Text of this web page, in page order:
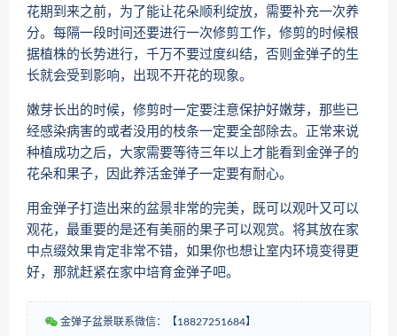
花期到来之前，为了能让花朵顺利绽放，需要补充一次养
分。每隔一段时间还要进行一次修剪工作，修剪的时候根
据植株的长势进行，千万不要过度纠结，否则金弹子的生
长就会受到影响，出现不开花的现象。
嫩芽长出的时候，修剪时一定要注意保护好嫩芽，那些已
经感染病害的或者没用的枝条一定要全部除去。正常来说
种植成功之后，大家需要等待三年以上才能看到金弹子的
花朵和果子，因此养活金弹子一定要有耐心。
用金弹子打造出来的盆景非常的完美，既可以观叶又可以
观花，最重要的是还有美丽的果子可以观赏。将其放在家
中点缀效果肯定非常不错，如果你也想让室内环境变得更
好，那就赶紧在家中培育金弹子吧。
金弹子盆景联系微信：【18827251684】